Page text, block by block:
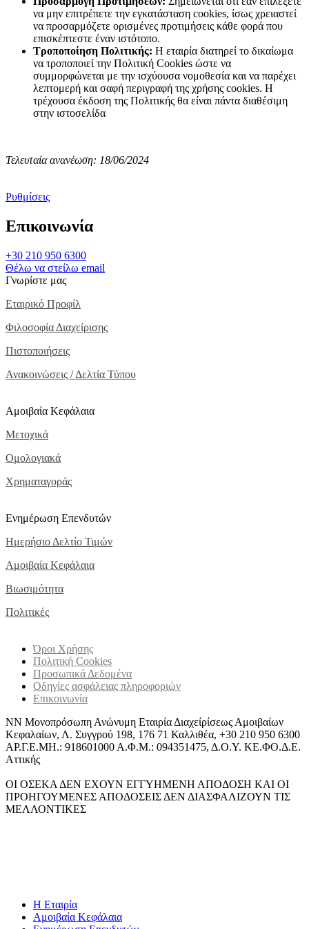
να μην επιτρέπετε την εγκατάσταση cookies, ίσως χρειαστεί
να προσαρμόζετε ορισμένες προτιμήσεις κάθε φορά που
επισκέπτεστε έναν ιστότοπο.
Τροποποίηση Πολιτικής: Η εταιρία διατηρεί το δικαίωμα
να τροποποιεί την Πολιτική Cookies ώστε να
συμμορφώνεται με την ισχύουσα νομοθεσία και να παρέχει
λεπτομερή και σαφή περιγραφή της χρήσης cookies. Η
τρέχουσα έκδοση της Πολιτικής θα είναι πάντα διαθέσιμη
στην ιστοσελίδα
Τελευταία ανανέωση: 18/06/2024
Ρυθμίσεις
Επικοινωνία
+30 210 950 6300
Θέλω να στείλω email
Γνωρίστε μας
Εταιρικό Προφίλ
Φιλοσοφία Διαχείρισης
Πιστοποιήσεις
Ανακοινώσεις / Δελτία Τύπου
Αμοιβαία Κεφάλαια
Μετοχικά
Ομολογιακά
Χρηματαγοράς
Ενημέρωση Επενδυτών
Ημερήσιο Δελτίο Τιμών
Αμοιβαία Κεφάλαια
Βιωσιμότητα
Πολιτικές
Όροι Χρήσης
Πολιτική Cookies
Προσωπικά Δεδομένα
Οδηγίες ασφάλειας πληροφοριών
Επικοινωνία
ΝΝ Μονοπρόσωπη Ανώνυμη Εταιρία Διαχείρίσεως Αμοιβαίων
Κεφαλαίων, Λ. Συγγρού 198, 176 71 Καλλιθέα, +30 210 950 6300
ΑΡ.Γ.Ε.ΜΗ.: 918601000 Α.Φ.Μ.: 094351475, Δ.Ο.Υ. ΚΕ.ΦΟ.Δ.Ε.
Αττικής
ΟΙ ΟΣΕΚΑ ΔΕΝ ΕΧΟΥΝ ΕΓΓΥΗΜΕΝΗ ΑΠΟΔΟΣΗ ΚΑΙ ΟΙ
ΠΡΟΗΓΟΥΜΕΝΕΣ ΑΠΟΔΟΣΕΙΣ ΔΕΝ ΔΙΑΣΦΑΛΙΖΟΥΝ ΤΙΣ
ΜΕΛΛΟΝΤΙΚΕΣ
Η Εταιρία
Αμοιβαία Κεφάλαια